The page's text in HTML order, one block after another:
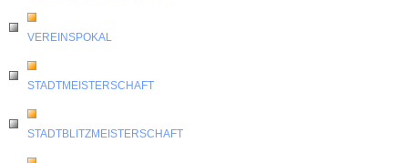
VEREINSPOKAL
STADTMEISTERSCHAFT
STADTBLITZMEISTERSCHAFT